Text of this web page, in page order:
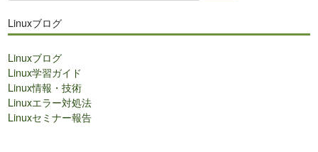
内
索
Linuxブログ
Linuxブログ
Linux学習ガイド
Linux情報・技術
Linuxエラー対処法
Linuxセミナー報告